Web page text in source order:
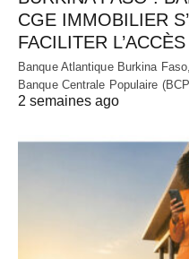
CGE IMMOBILIER
FACILITER
Banque Atlantique Burkina
Banque Centrale Populaire
2 semaines ago